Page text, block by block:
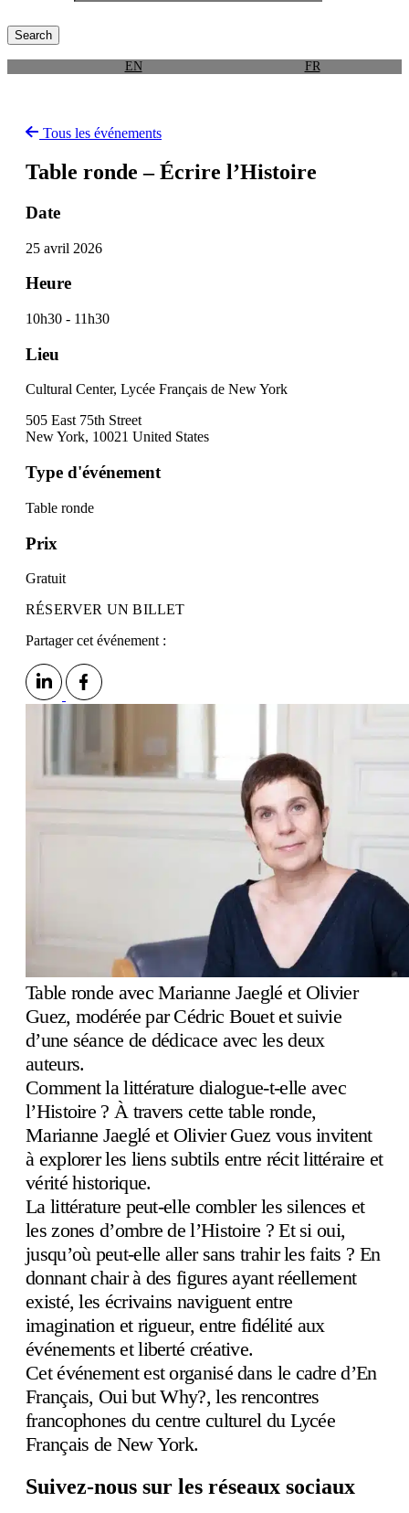
EN FR
Tous les événements
Table ronde – Écrire l’Histoire
Date
25 avril 2026
Heure
10h30 - 11h30
Lieu
Cultural Center, Lycée Français de New York
505 East 75th Street
New York, 10021 United States
Type d'événement
Table ronde
Prix
Gratuit
RÉSERVER UN BILLET
Partager cet événement :
Table ronde avec Marianne Jaeglé et Olivier
Guez, modérée par Cédric Bouet et suivie
d’une séance de dédicace avec les deux
auteurs.
Comment la littérature dialogue-t-elle avec
l’Histoire ? À travers cette table ronde,
Marianne Jaeglé et Olivier Guez vous invitent
à explorer les liens subtils entre récit littéraire et
vérité historique.
La littérature peut-elle combler les silences et
les zones d’ombre de l’Histoire ? Et si oui,
jusqu’où peut-elle aller sans trahir les faits ? En
donnant chair à des figures ayant réellement
existé, les écrivains naviguent entre
imagination et rigueur, entre fidélité aux
événements et liberté créative.
Cet événement est organisé dans le cadre d’En
Français, Oui but Why?, les rencontres
francophones du centre culturel du Lycée
Français de New York.
Suivez-nous sur les réseaux sociaux